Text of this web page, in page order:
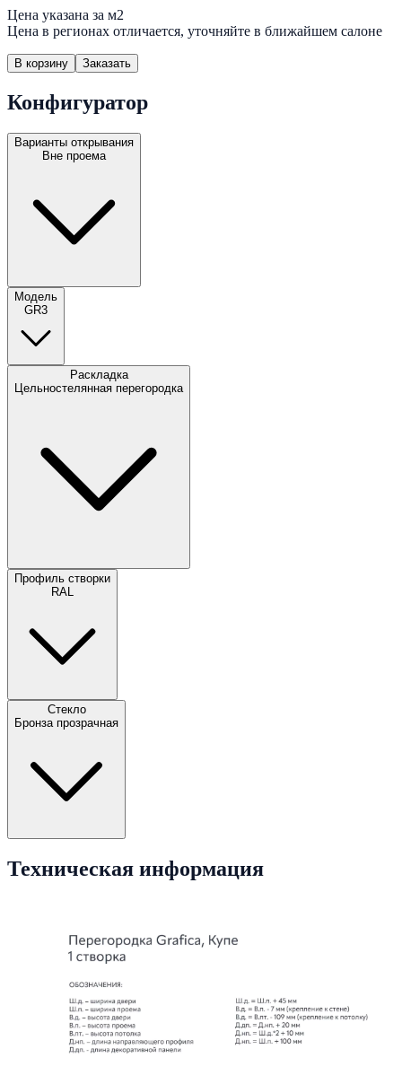
Цена указана за м2
Цена в регионах отличается, уточняйте в ближайшем салоне
В корзину Заказать
Конфигуратор
Варианты открывания
Вне проема
Модель
GR3
Раскладка
Цельностелянная перегородка
Профиль створки
RAL
Стекло
Бронза прозрачная
Техническая информация